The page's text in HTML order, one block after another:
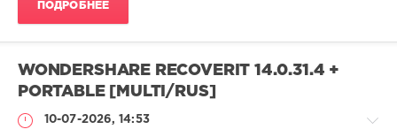
ПОДРОБНЕЕ
WONDERSHARE RECOVERIT 14.0.31.4 +
PORTABLE [MULTI/RUS]
10-07-2026, 14:53